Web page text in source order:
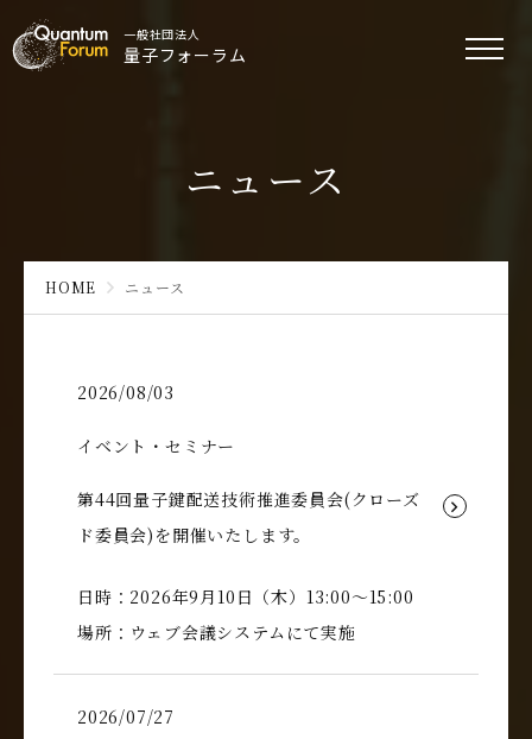
一般社団法人
量子フォーラム
ニュース
HOME ニュース
2026/08/03
イベント・セミナー
第44回量子鍵配送技術推進委員会(クローズ
ド委員会)を開催いたします。
日時：2026年9月10日（木）13:00～15:00
場所：ウェブ会議システムにて実施
2026/07/27